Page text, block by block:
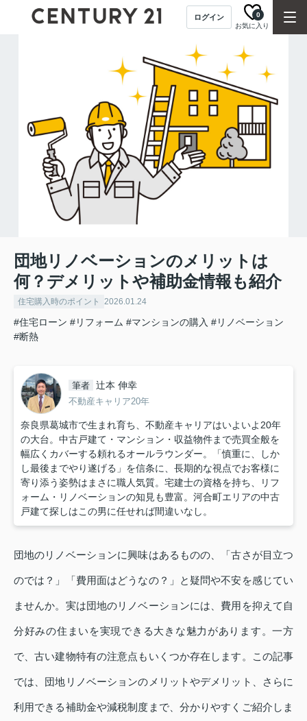
ログイン
お気に入り
0
団地リノベーションのメリットは
何？デメリットや補助金情報も紹介
住宅購入時のポイント 2026.01.24
#住宅ローン #リフォーム #マンションの購入 #リノベーション
#断熱
筆者 辻本 伸幸
不動産キャリア20年
奈良県葛城市で生まれ育ち、不動産キャリアはいよいよ20年
の大台。中古戸建て・マンション・収益物件まで売買全般を
幅広くカバーする頼れるオールラウンダー。「慎重に、しか
し最後までやり遂げる」を信条に、長期的な視点でお客様に
寄り添う姿勢はまさに職人気質。宅建士の資格を持ち、リフ
ォーム・リノベーションの知見も豊富。河合町エリアの中古
戸建て探しはこの男に任せれば間違いなし。
団地のリノベーションに興味はあるものの、「古さが目立つ
のでは？」「費用面はどうなの？」と疑問や不安を感じてい
ませんか。実は団地のリノベーションには、費用を抑えて自
分好みの住まいを実現できる大きな魅力があります。一方
で、古い建物特有の注意点もいくつか存在します。この記事
では、団地リノベーションのメリットやデメリット、さらに
利用できる補助金や減税制度まで、分かりやすくご紹介しま